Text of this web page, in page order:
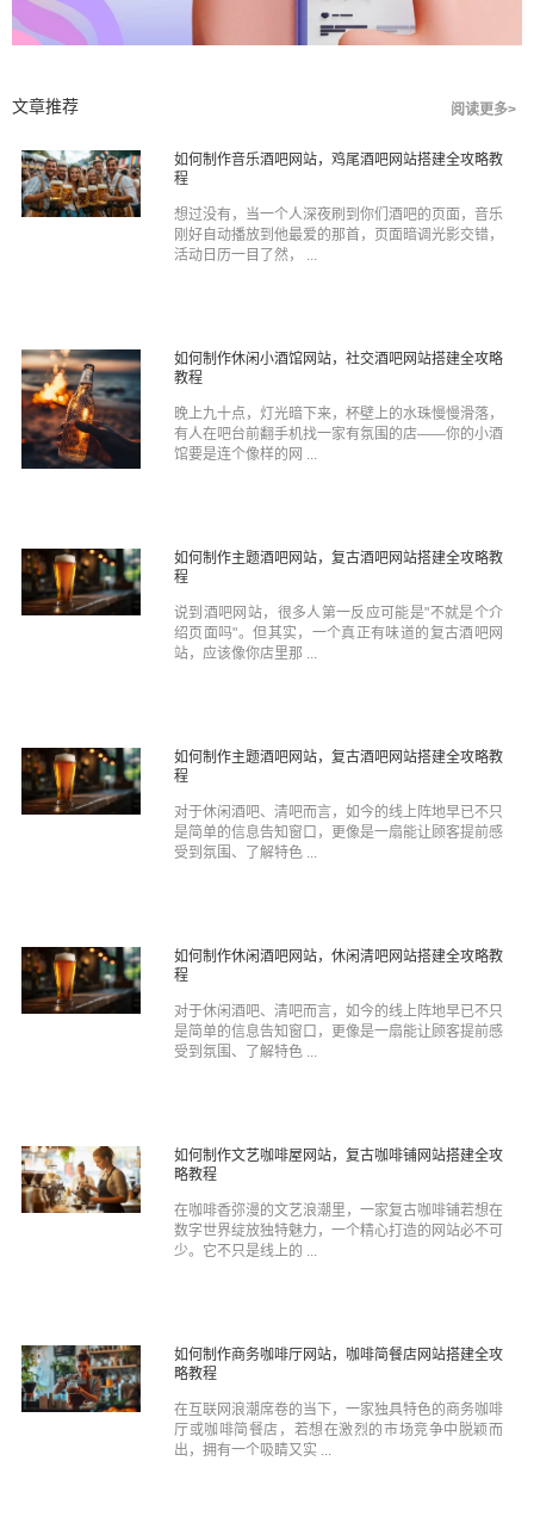
文章推荐 阅读更多>
如何制作音乐酒吧网站，鸡尾酒吧网站搭建全攻略教
程
想过没有，当一个人深夜刷到你们酒吧的页面，音乐
刚好自动播放到他最爱的那首，页面暗调光影交错，
活动日历一目了然， ...
如何制作休闲小酒馆网站，社交酒吧网站搭建全攻略
教程
晚上九十点，灯光暗下来，杯壁上的水珠慢慢滑落，
有人在吧台前翻手机找一家有氛围的店——你的小酒
馆要是连个像样的网 ...
如何制作主题酒吧网站，复古酒吧网站搭建全攻略教
程
说到酒吧网站，很多人第一反应可能是"不就是个介
绍页面吗"。但其实，一个真正有味道的复古酒吧网
站，应该像你店里那 ...
如何制作主题酒吧网站，复古酒吧网站搭建全攻略教
程
对于休闲酒吧、清吧而言，如今的线上阵地早已不只
是简单的信息告知窗口，更像是一扇能让顾客提前感
受到氛围、了解特色 ...
如何制作休闲酒吧网站，休闲清吧网站搭建全攻略教
程
对于休闲酒吧、清吧而言，如今的线上阵地早已不只
是简单的信息告知窗口，更像是一扇能让顾客提前感
受到氛围、了解特色 ...
如何制作文艺咖啡屋网站，复古咖啡铺网站搭建全攻
略教程
在咖啡香弥漫的文艺浪潮里，一家复古咖啡铺若想在
数字世界绽放独特魅力，一个精心打造的网站必不可
少。它不只是线上的 ...
如何制作商务咖啡厅网站，咖啡简餐店网站搭建全攻
略教程
在互联网浪潮席卷的当下，一家独具特色的商务咖啡
厅或咖啡简餐店，若想在激烈的市场竞争中脱颖而
出，拥有一个吸睛又实 ...